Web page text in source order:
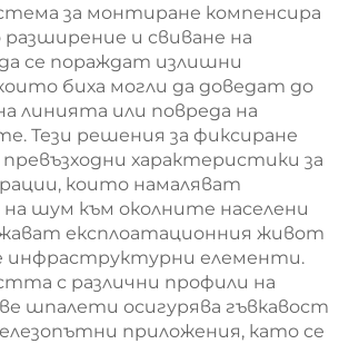
за монтиране компенсира
и свиване на
се пораждат излишни
биха могли да доведат до
линията или повреда на
Тези решения за фиксиране
характеристики за
които намаляват
шум към околните населени
експлоатационния живот
инфраструктурни елементи.
с различни профили на
шпалети осигурява гъвкавост
приложения, като се